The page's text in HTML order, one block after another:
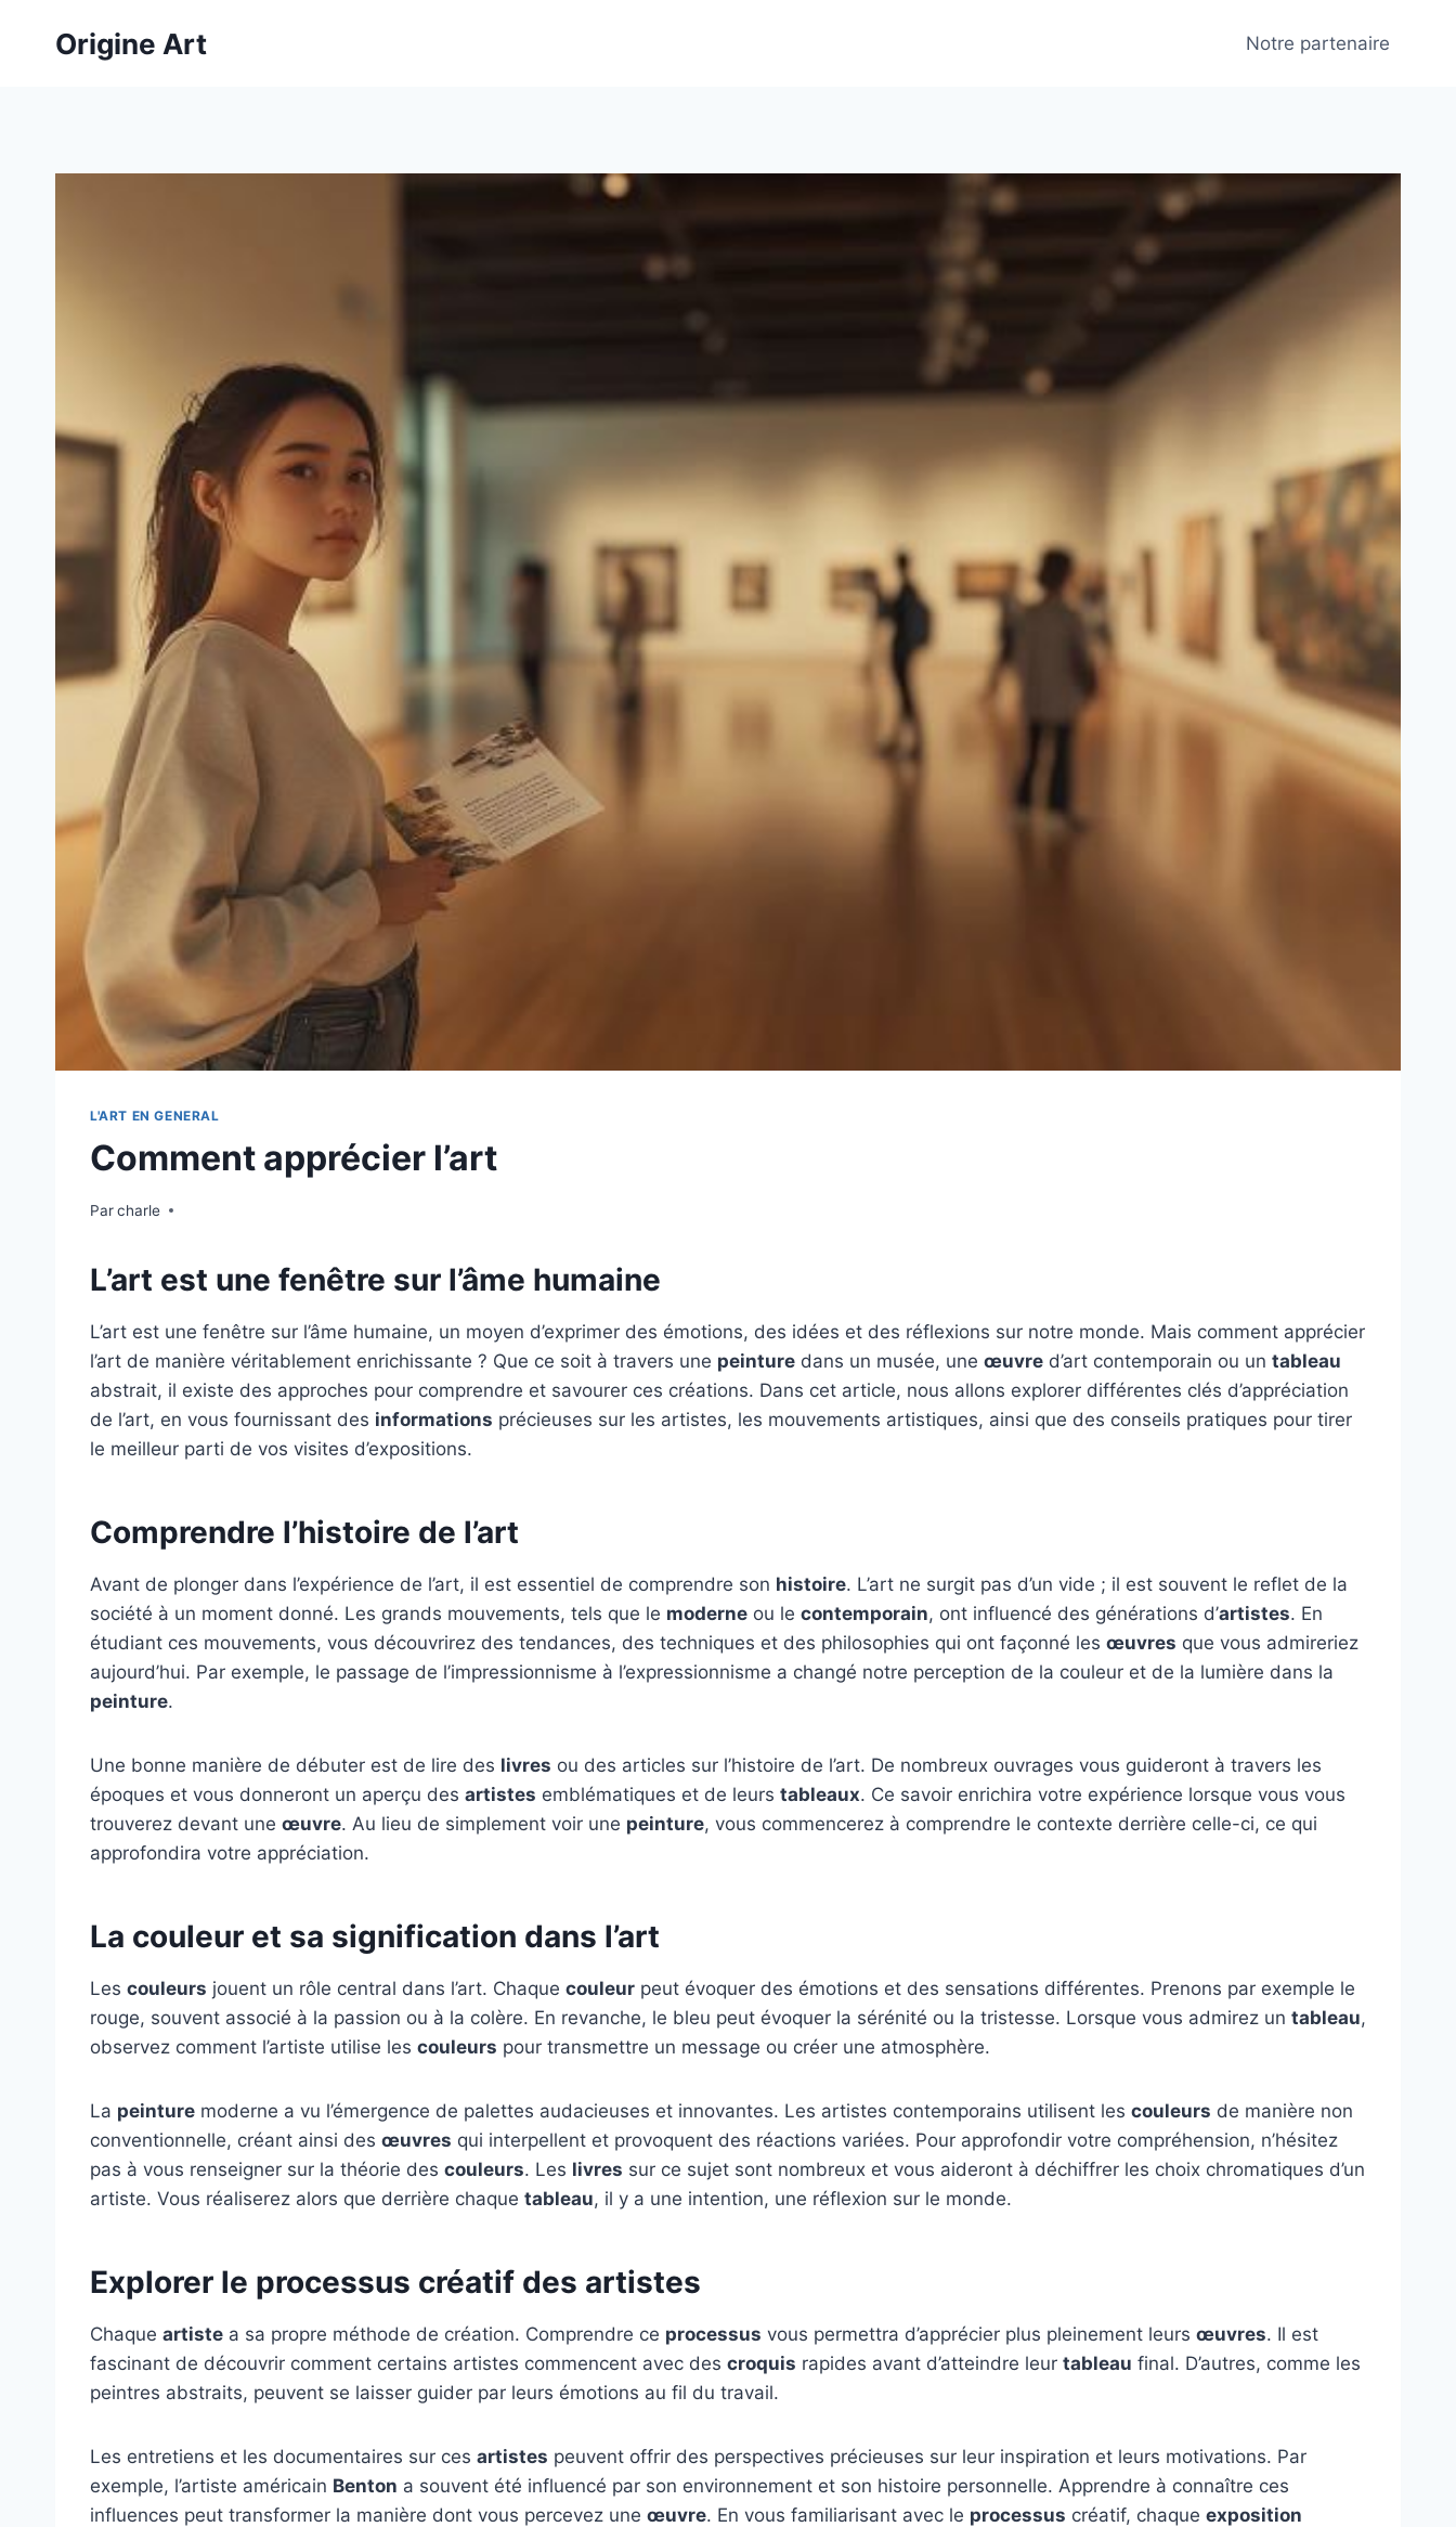
Origine Art Notre partenaire
L'ART EN GENERAL
Comment apprécier l’art
Parcharle
L’art est une fenêtre sur l’âme humaine
L’art est une fenêtre sur l’âme humaine, un moyen d’exprimer des émotions, des idées et des réflexions sur notre monde. Mais comment apprécier
l’art de manière véritablement enrichissante ? Que ce soit à travers une peinture dans un musée, une œuvre d’art contemporain ou un tableau
abstrait, il existe des approches pour comprendre et savourer ces créations. Dans cet article, nous allons explorer différentes clés d’appréciation
de l’art, en vous fournissant des informations précieuses sur les artistes, les mouvements artistiques, ainsi que des conseils pratiques pour tirer
le meilleur parti de vos visites d’expositions.
Comprendre l’histoire de l’art
Avant de plonger dans l’expérience de l’art, il est essentiel de comprendre son histoire. L’art ne surgit pas d’un vide ; il est souvent le reflet de la
société à un moment donné. Les grands mouvements, tels que le moderne ou le contemporain, ont influencé des générations d’artistes. En
étudiant ces mouvements, vous découvrirez des tendances, des techniques et des philosophies qui ont façonné les œuvres que vous admireriez
aujourd’hui. Par exemple, le passage de l’impressionnisme à l’expressionnisme a changé notre perception de la couleur et de la lumière dans la
peinture.
Une bonne manière de débuter est de lire des livres ou des articles sur l’histoire de l’art. De nombreux ouvrages vous guideront à travers les
époques et vous donneront un aperçu des artistes emblématiques et de leurs tableaux. Ce savoir enrichira votre expérience lorsque vous vous
trouverez devant une œuvre. Au lieu de simplement voir une peinture, vous commencerez à comprendre le contexte derrière celle-ci, ce qui
approfondira votre appréciation.
La couleur et sa signification dans l’art
Les couleurs jouent un rôle central dans l’art. Chaque couleur peut évoquer des émotions et des sensations différentes. Prenons par exemple le
rouge, souvent associé à la passion ou à la colère. En revanche, le bleu peut évoquer la sérénité ou la tristesse. Lorsque vous admirez un tableau,
observez comment l’artiste utilise les couleurs pour transmettre un message ou créer une atmosphère.
La peinture moderne a vu l’émergence de palettes audacieuses et innovantes. Les artistes contemporains utilisent les couleurs de manière non
conventionnelle, créant ainsi des œuvres qui interpellent et provoquent des réactions variées. Pour approfondir votre compréhension, n’hésitez
pas à vous renseigner sur la théorie des couleurs. Les livres sur ce sujet sont nombreux et vous aideront à déchiffrer les choix chromatiques d’un
artiste. Vous réaliserez alors que derrière chaque tableau, il y a une intention, une réflexion sur le monde.
Explorer le processus créatif des artistes
Chaque artiste a sa propre méthode de création. Comprendre ce processus vous permettra d’apprécier plus pleinement leurs œuvres. Il est
fascinant de découvrir comment certains artistes commencent avec des croquis rapides avant d’atteindre leur tableau final. D’autres, comme les
peintres abstraits, peuvent se laisser guider par leurs émotions au fil du travail.
Les entretiens et les documentaires sur ces artistes peuvent offrir des perspectives précieuses sur leur inspiration et leurs motivations. Par
exemple, l’artiste américain Benton a souvent été influencé par son environnement et son histoire personnelle. Apprendre à connaître ces
influences peut transformer la manière dont vous percevez une œuvre. En vous familiarisant avec le processus créatif, chaque exposition